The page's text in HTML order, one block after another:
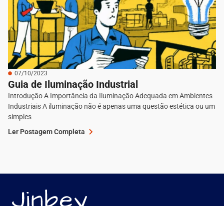
07/10/2023
Guia de Iluminação Industrial
Introdução A Importância da Iluminação Adequada em Ambientes
Industriais A iluminação não é apenas uma questão estética ou um
simples
Ler Postagem Completa